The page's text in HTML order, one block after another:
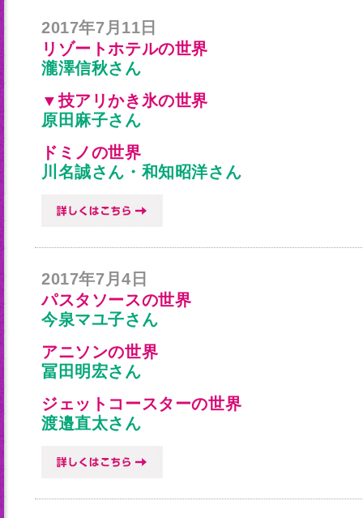
2017年7月11日
リゾートホテルの世界
瀧澤信秋さん
▼技アリかき氷の世界
原田麻子さん
ドミノの世界
川名誠さん・和知昭洋さん
2017年7月4日
パスタソースの世界
今泉マユ子さん
アニソンの世界
冨田明宏さん
ジェットコースターの世界
渡邉直太さん